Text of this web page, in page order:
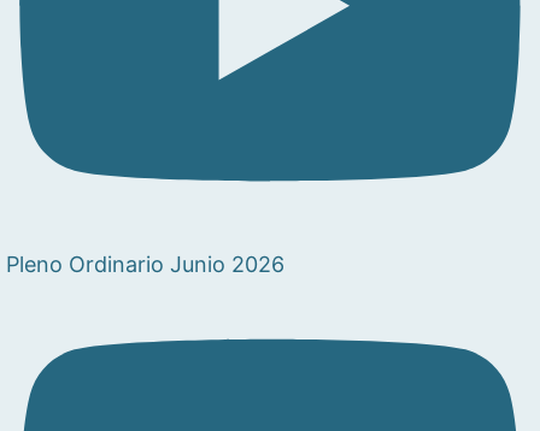
Pleno Ordinario Junio 2026